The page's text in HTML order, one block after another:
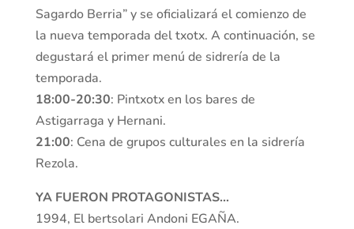
Sagardo Berria” y se oficializará el comienzo de
la nueva temporada del txotx. A continuación, se
degustará el primer menú de sidrería de la
temporada.
18:00-20:30: Pintxotx en los bares de
Astigarraga y Hernani.
21:00: Cena de grupos culturales en la sidrería
Rezola.
YA FUERON PROTAGONISTAS…
1994, El bertsolari Andoni EGAÑA.